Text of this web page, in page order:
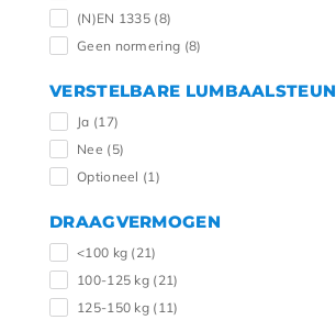
(N)EN 1335 (8)
Geen normering (8)
VERSTELBARE LUMBAALSTEUN
Ja (17)
Nee (5)
Optioneel (1)
DRAAGVERMOGEN
<100 kg (21)
100-125 kg (21)
125-150 kg (11)